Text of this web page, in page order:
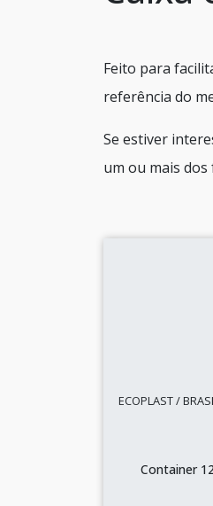
Feito para
referência do
Se estiver
um ou mais
ECOPLAST /
Container